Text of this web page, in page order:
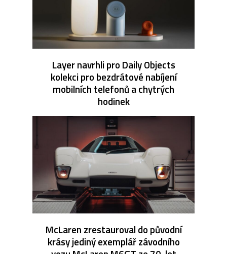
Layer navrhli pro Daily Objects
kolekci pro bezdrátové nabíjení
mobilních telefonů a chytrých
hodinek
McLaren zrestauroval do původní
krásy jediný exemplář závodního